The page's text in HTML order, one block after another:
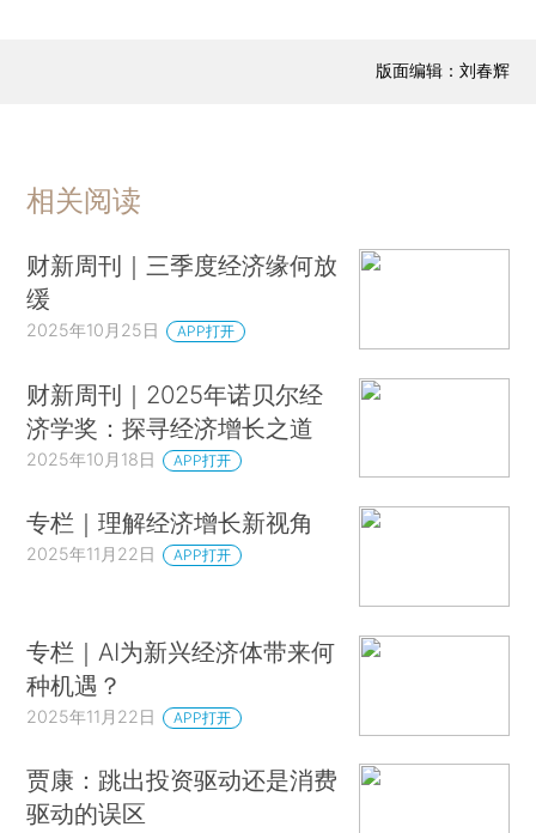
版面编辑：刘春辉
相关阅读
财新周刊｜三季度经济缘何放
缓
2025年10月25日 APP打开
财新周刊｜2025年诺贝尔经
济学奖：探寻经济增长之道
2025年10月18日 APP打开
专栏｜理解经济增长新视角
2025年11月22日 APP打开
专栏｜AI为新兴经济体带来何
种机遇？
2025年11月22日 APP打开
贾康：跳出投资驱动还是消费
驱动的误区